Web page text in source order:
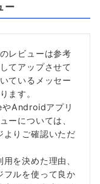
ー
レビューは参考
てアップさせて
ているメッセー
ます。
Androidアプリ
ーについては、
よりご確認いただ
を決めた理由、
フルを使って良か